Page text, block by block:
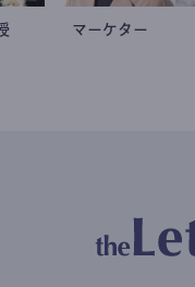
金谷一朗
大学教授 室谷良平
マーケター